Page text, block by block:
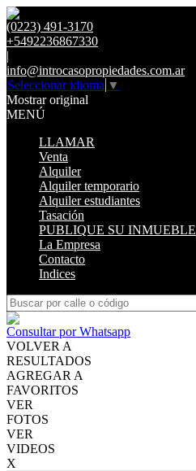
(0223) 491-3170
+5492236867330
|
info@introcasopropiedades.com.ar
Seleccionar idioma ▼
Mostrar original
MENÚ
LLAMAR
Venta
Alquiler
Alquiler temporario
Alquiler estudiantes
Tasación
PUBLIQUE SU INMUEBLE
La Empresa
Contacto
Indices
Consultar por Whatsapp
VOLVER A
RESULTADOS
AGREGAR A
FAVORITOS
VER
FOTOS
VER
VIDEOS
X